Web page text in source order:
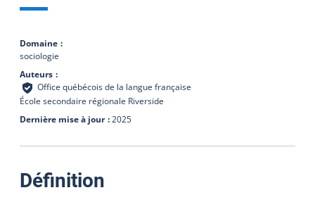
Domaine
sociologie
Auteurs
Office québécois de la langue française
École secondaire régionale Riverside
Dernière mise à jour 2025
Définition